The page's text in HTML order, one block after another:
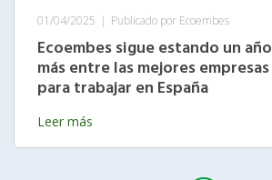
01/04/2025 Publicado por Ecoembes
Ecoembes sigue estando un año
más entre las mejores empresas
para trabajar en España
Leer más